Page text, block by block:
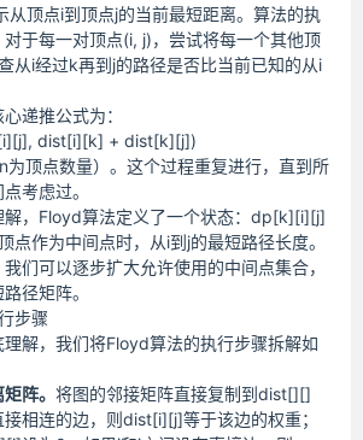
顶点i到顶点j的当前最短距离。算法的执
于每一对顶点(i, j)，尝试将每一个其他顶
从i经过k再到j的路径是否比当前已知的从i
递推公式为：
dist[i][k] + dist[k][j])
为顶点数量）。这个过程重复进行，直到所
考虑过。
解，Floyd算法定义了一个状态：dp[k][i][j]
点作为中间点时，从i到j的最短路径长度。
们可以逐步扩大允许使用的中间点集合，
径矩阵。
步骤
解，我们将Floyd算法的执行步骤拆解如
阵。 将图的邻接矩阵直接复制到dist[][]
相连的边，则dist[i][j]等于该边的权重；